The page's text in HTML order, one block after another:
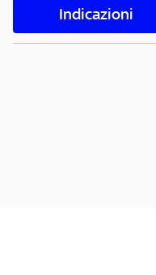
Indicazioni